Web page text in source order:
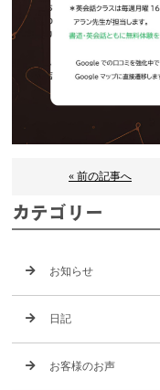
« 前の記事へ
カテゴリー
お知らせ
日記
お客様のお声